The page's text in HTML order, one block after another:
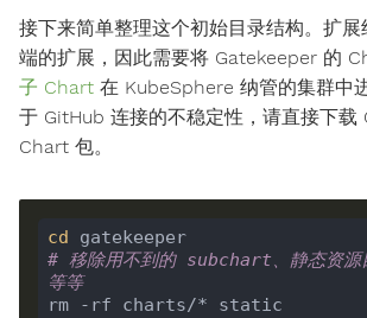
接下来简单整理这个初始目录结构。扩
端的扩展，因此需要将 Gatekeeper 的
子 Chart 在 KubeSphere 纳管的集群中
于 GitHub 连接的不稳定性，请直接下载
Chart 包。
cd
gatekeeper
# 移除用不到的 subchart、静态资源
等等
rm -rf charts/* static